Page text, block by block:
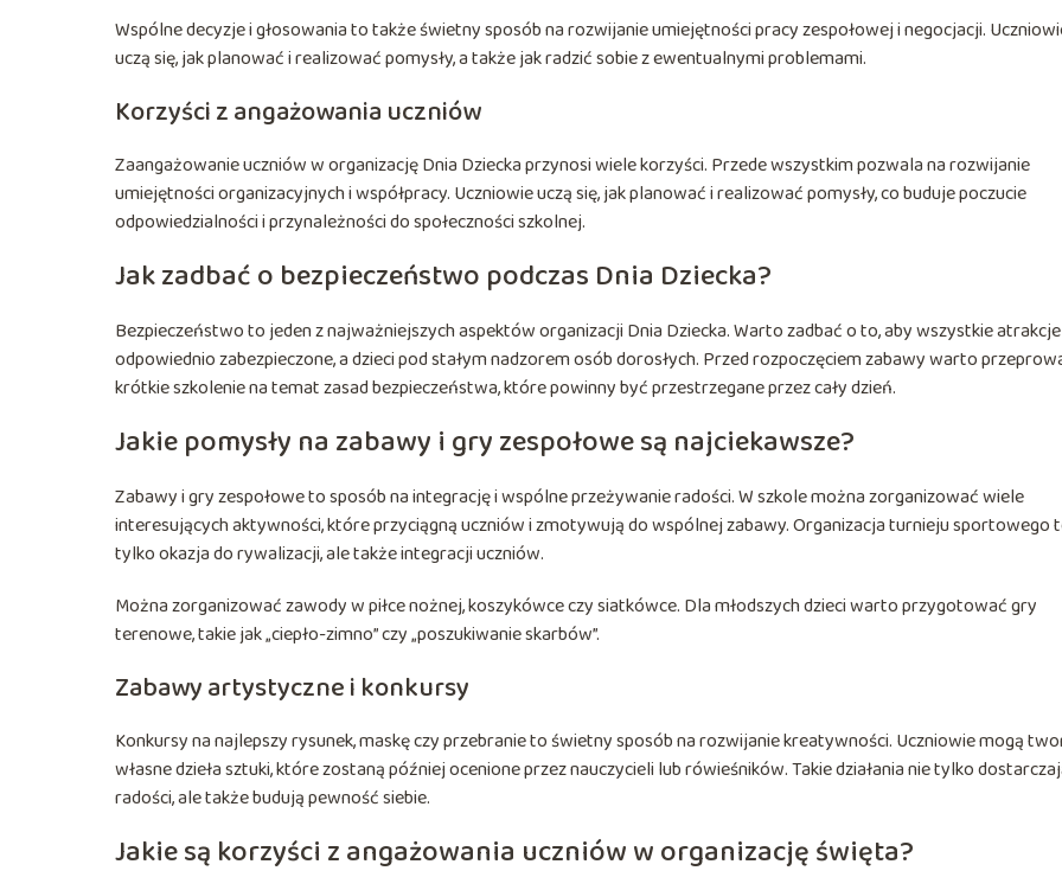
Wspólne decyzje i głosowania to także świetny sposób na rozwijanie umiejętności pracy zespołowej i negocjacji.
uczą się, jak planować i realizować pomysły, a także jak radzić sobie z ewentualnymi problemami.
Korzyści z angażowania uczniów
Zaangażowanie uczniów w organizację Dnia Dziecka przynosi wiele korzyści. Przede wszystkim pozwala na rozwijanie
umiejętności organizacyjnych i współpracy. Uczniowie uczą się, jak planować i realizować pomysły, co buduje poczucie
odpowiedzialności i przynależności do społeczności szkolnej.
Jak zadbać o bezpieczeństwo podczas Dnia Dziecka?
Bezpieczeństwo to jeden z najważniejszych aspektów organizacji Dnia Dziecka. Warto zadbać o to, aby wszystkie atrakcje
odpowiednio zabezpieczone, a dzieci pod stałym nadzorem osób dorosłych. Przed rozpoczęciem zabawy warto
krótkie szkolenie na temat zasad bezpieczeństwa, które powinny być przestrzegane przez cały dzień.
Jakie pomysły na zabawy i gry zespołowe są najciekawsze?
Zabawy i gry zespołowe to sposób na integrację i wspólne przeżywanie radości. W szkole można zorganizować wiele
interesujących aktywności, które przyciągną uczniów i zmotywują do wspólnej zabawy. Organizacja turnieju sportowego
tylko okazja do rywalizacji, ale także integracji uczniów.
Można zorganizować zawody w piłce nożnej, koszykówce czy siatkówce. Dla młodszych dzieci warto przygotować gry
terenowe, takie jak „ciepło-zimno” czy „poszukiwanie skarbów”.
Zabawy artystyczne i konkursy
Konkursy na najlepszy rysunek, maskę czy przebranie to świetny sposób na rozwijanie kreatywności. Uczniowie mogą
własne dzieła sztuki, które zostaną później ocenione przez nauczycieli lub rówieśników. Takie działania nie tylko
radości, ale także budują pewność siebie.
Jakie są korzyści z angażowania uczniów w organizację święta?